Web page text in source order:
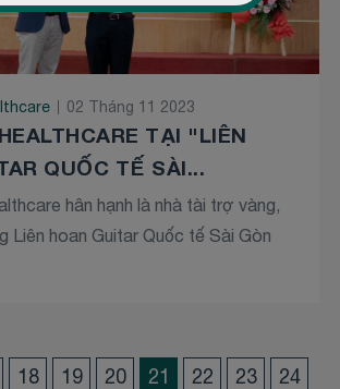
02 Tháng 11 2023
TẠI "LIÊN
QUỐC TẾ SÀI...
hân hạnh là nhà tài trợ vàng,
Liên hoan Guitar Quốc tế Sài Gòn
18 19 20 21 22 23
24